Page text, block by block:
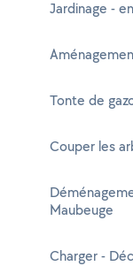
Jardinage -
Tonte de
Couper les
Maubeuge
Charger -